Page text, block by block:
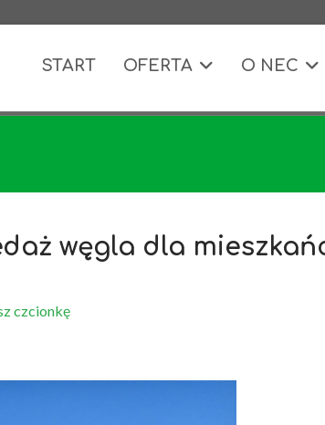
START OFERTA O NEC
węgla dla
czcionkę